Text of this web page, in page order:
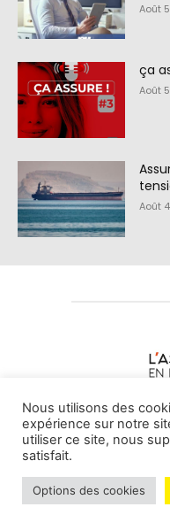
Août
ça
Août
Août
À PROPOS
© L'assurance en
Mentions
Nous utilisons des
expérience sur notre
utiliser ce site, nous
satisfait.
Options des cookies